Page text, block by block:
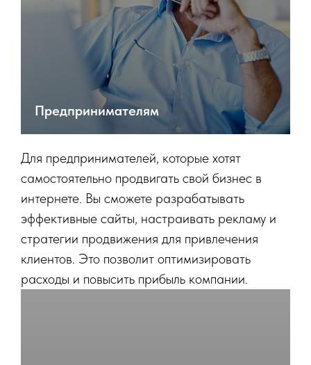
Предпринимателям
Для предпринимателей, которые хотят
самостоятельно продвигать свой бизнес в
интернете. Вы сможете разрабатывать
эффективные сайты, настраивать рекламу и
стратегии продвижения для привлечения
клиентов. Это позволит оптимизировать
расходы и повысить прибыль компании.